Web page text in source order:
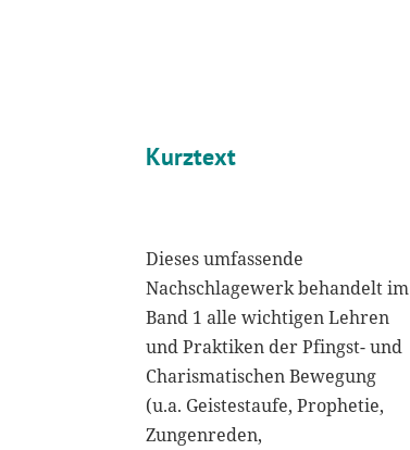
Kurztext
Dieses umfassende
Nachschlagewerk behandelt im
Band 1 alle wichtigen Lehren
und Praktiken der Pfingst- und
Charismatischen Bewegung
(u.a. Geistestaufe, Prophetie,
Zungenreden,